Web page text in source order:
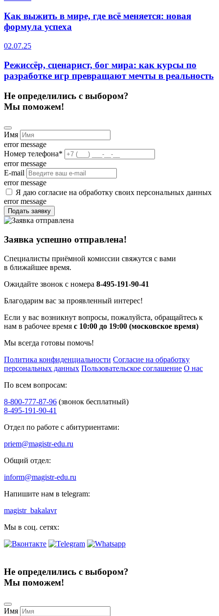
Как выжить в мире, где всё меняется: новая
формула успеха
02.07.25
Режиссёр, сценарист, бог мира: как курсы по
разработке игр превращают мечты в реальность
Не определились с выбором?
Мы поможем!
Имя
error message
Номер телефона*
error message
E-mail
error message
Я даю согласие на обработку своих персональных данных
error message
Подать заявку
Заявка успешно отправлена!
Специалисты приёмной комиссии свяжутся с вами
в ближайшее время.
Ожидайте звонок с номера 8-495-191-90-41
Благодарим вас за проявленный интерес!
Если у вас возникнут вопросы, пожалуйста, обращайтесь к
нам в рабочее время с 10:00 до 19:00 (московское время)
Мы всегда готовы помочь!
Политика конфиденциальности Согласие на обработку
персональных данных Пользовательское соглашение О нас
По всем вопросам:
8-800-777-87-96 (звонок бесплатный)
8-495-191-90-41
Отдел по работе с абитуриентами:
priem@magistr-edu.ru
Общий отдел:
inform@magistr-edu.ru
Напишите нам в telegram:
magistr_bakalavr
Мы в соц. сетях:
Не определились с выбором?
Мы поможем!
Имя